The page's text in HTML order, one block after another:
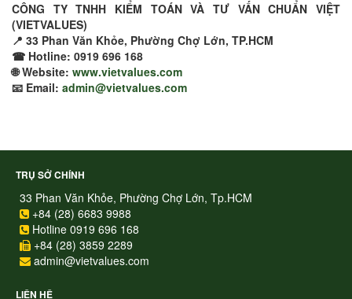
CÔNG TY TNHH KIỂM TOÁN VÀ TƯ VẤN CHUẨN VIỆT
(VIETVALUES)
📍 33 Phan Văn Khỏe, Phường Chợ Lớn, TP.HCM
☎ Hotline: 0919 696 168
🌐 Website: www.vietvalues.com
📧 Email: admin@vietvalues.com
TRỤ SỞ CHÍNH
33 Phan Văn Khỏe, Phường Chợ Lớn, Tp.HCM
+84 (28) 6683 9988
Hotline 0919 696 168
+84 (28) 3859 2289
admin@vietvalues.com
LIÊN HỆ